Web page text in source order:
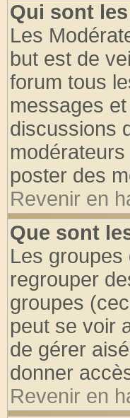
Qui sont
Les
but est de
forum tous
messages
discussions
poster des
Revenir en
Que sont
Les
regrouper
groupes
peut se voir
de gérer
donner
Revenir en